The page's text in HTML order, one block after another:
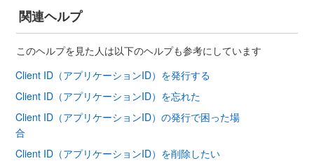
関連ヘルプ
このヘルプを見た人は以下のヘルプも参考にしています
Client ID（アプリケーションID）を発行する
Client ID（アプリケーションID）を忘れた
Client ID（アプリケーションID）の発行で困った場
合
Client ID（アプリケーションID）を削除したい